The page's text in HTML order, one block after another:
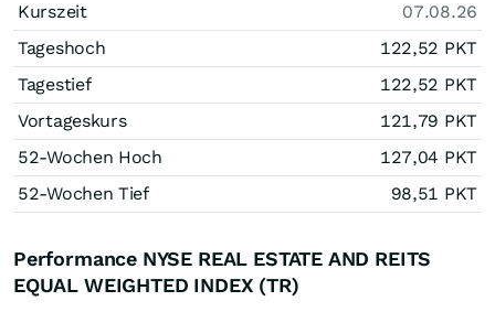
Kurszeit
07.08.26
Tageshoch
122,52 PKT
Tagestief
122,52 PKT
Vortageskurs
121,79 PKT
52-Wochen Hoch
127,04 PKT
52-Wochen Tief
98,51 PKT
Performance NYSE REAL ESTATE AND REITS
EQUAL WEIGHTED INDEX (TR)